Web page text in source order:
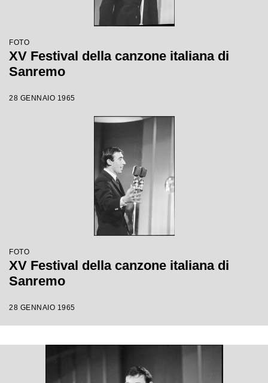
FOTO
XV Festival della canzone italiana di
Sanremo
28 GENNAIO 1965
FOTO
XV Festival della canzone italiana di
Sanremo
28 GENNAIO 1965